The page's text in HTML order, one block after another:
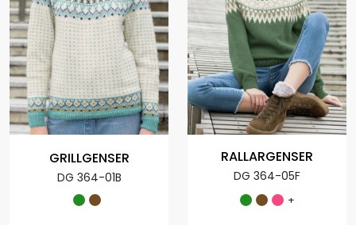
GRILLGENSER
DG 364-01B
RALLARGENSER
DG 364-05F
+